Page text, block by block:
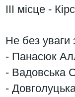
ІІІ місце -
Не без уваги
- Панасюк
- Вадовська
-